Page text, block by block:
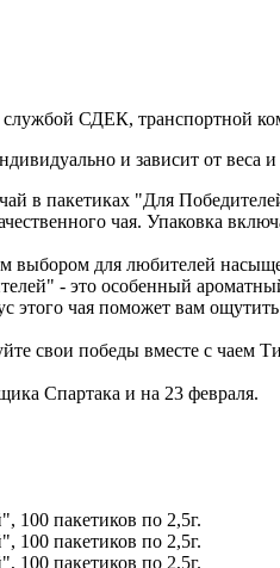
службой СДЕК, транспортной
и зависит от веса
в пакетиках "Для
чая. Упаковка
выбором для любителей
- это особенный
чая поможет вам
свои победы вместе с чаем
Спартака и на 23 февраля.